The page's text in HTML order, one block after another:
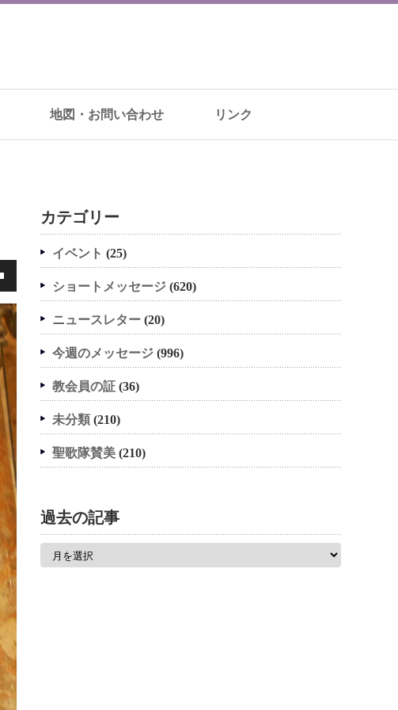
地図・お問い合わせ リンク
カテゴリー
イベント (25)
ショートメッセージ (620)
ニュースレター (20)
今週のメッセージ (996)
教会員の証 (36)
未分類 (210)
聖歌隊賛美 (210)
過去の記事